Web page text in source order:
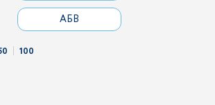
АБВ
100